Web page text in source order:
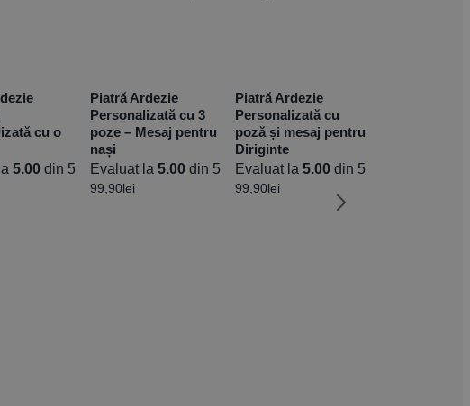
cu o
5.00din 5
Piatră Ardezie
Personalizată cu 3
poze – Mesaj pentru
nași
Evaluat la 5.00din 5
99,90lei
Piatră Ardezie
Personalizată cu
poză și mesaj pentru
Diriginte
Evaluat la 5.00din 5
99,90lei